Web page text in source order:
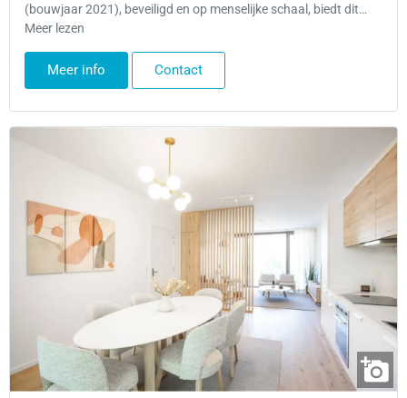
(bouwjaar 2021), beveiligd en op menselijke schaal, biedt dit…
Meer lezen
Meer info Contact